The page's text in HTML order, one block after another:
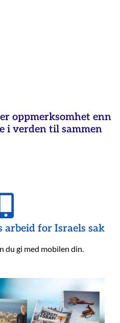
oppmerksomhet enn
i verden til sammen
arbeid for Israels sak
du gi med mobilen din.